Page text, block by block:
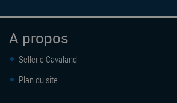
A propos
Sellerie Cavaland
Plan du site